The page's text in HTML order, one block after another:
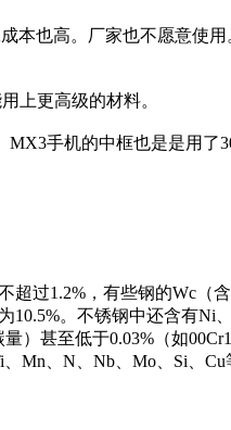
也高。厂家也不愿意使
上更高级的材料。
手机的中框也是是用
过1.2%，有些钢的Wc（
。不锈钢中还含有Ni
）甚至低于0.03%（如
Mn、N、Nb、Mo、Si、Cu